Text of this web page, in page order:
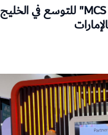
شركة MCS تطلق "MCS Atlas" للتوسع في الخليج